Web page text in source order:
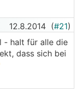
12.8.2014 (#21)
- halt für alle die
dass sich bei